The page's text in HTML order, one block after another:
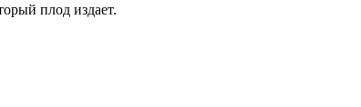
плод издает.